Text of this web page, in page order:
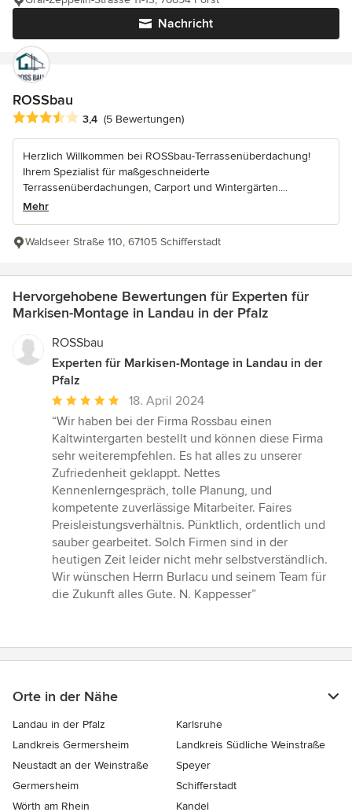
Nachricht
ROSSbau
Durchschnittliche Bewertung: 3.4 von 5 Sternen
3,4 (5 Bewertungen)
Herzlich Willkommen bei ROSSbau-Terrassenüberdachung!
Ihrem Spezialist für maßgeschneiderte
Terrassenüberdachungen, Carport und Wintergärten....
Mehr
Waldseer Straße 110, 67105 Schifferstadt
Hervorgehobene Bewertungen für Experten für
Markisen-Montage in Landau in der Pfalz
ROSSbau
Experten für Markisen-Montage in Landau in der
Pfalz
Durchschnittliche
Bewertung:
5
von
5
Sternen
18. April 2024
“Wir haben bei der Firma Rossbau einen
Kaltwintergarten bestellt und können diese Firma
sehr weiterempfehlen. Es hat alles zu unserer
Zufriedenheit geklappt. Nettes
Kennenlerngespräch, tolle Planung, und
kompetente zuverlässige Mitarbeiter. Faires
Preisleistungsverhältnis. Pünktlich, ordentlich und
sauber gearbeitet. Solch Firmen sind in der
heutigen Zeit leider nicht mehr selbstverständlich.
Wir wünschen Herrn Burlacu und seinem Team für
die Zukunft alles Gute. N. Kappesser”
Orte in der Nähe
Landau in der Pfalz
Karlsruhe
Landkreis Germersheim
Landkreis Südliche Weinstraße
Neustadt an der Weinstraße
Speyer
Germersheim
Schifferstadt
Wörth am Rhein
Kandel